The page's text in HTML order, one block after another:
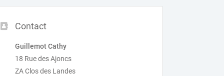
Contact
Guillemot Cathy
18 Rue des Ajoncs
ZA Clos des Landes